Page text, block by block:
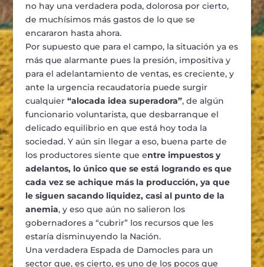
no hay una verdadera poda, dolorosa por cierto,
de muchísimos más gastos de lo que se
encararon hasta ahora.
Por supuesto que para el campo, la situación ya es
más que alarmante pues la presión, impositiva y
para el adelantamiento de ventas, es creciente, y
ante la urgencia recaudatoria puede surgir
cualquier “alocada idea superadora”, de algún
funcionario voluntarista, que desbarranque el
delicado equilibrio en que está hoy toda la
sociedad. Y aún sin llegar a eso, buena parte de
los productores siente que entre impuestos y
adelantos, lo único que se está logrando es que
cada vez se achique más la producción, ya que
le siguen sacando liquidez, casi al punto de la
anemia, y eso que aún no salieron los
gobernadores a “cubrir” los recursos que les
estaría disminuyendo la Nación.
Una verdadera Espada de Damocles para un
sector que, es cierto, es uno de los pocos que